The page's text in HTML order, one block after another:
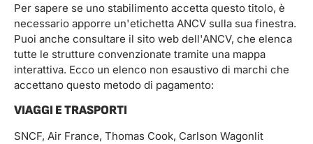
Per sapere se uno stabilimento accetta questo titolo, è
necessario apporre un'etichetta ANCV sulla sua finestra.
Puoi anche consultare il sito web dell'ANCV, che elenca
tutte le strutture convenzionate tramite una mappa
interattiva. Ecco un elenco non esaustivo di marchi che
accettano questo metodo di pagamento:
VIAGGI E TRASPORTI
SNCF, Air France, Thomas Cook, Carlson Wagonlit